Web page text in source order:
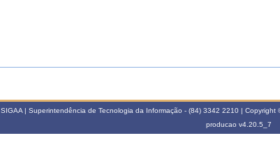
SIGAA | Superintendência de Tecnologia da Informação - (84) 3342 2210 |
producao v4.20.5_7